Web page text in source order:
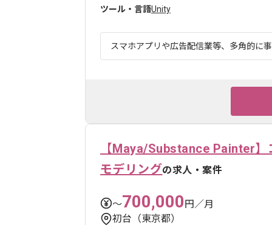
ツール・言語Unity
スマホアプリや広告配信業等、多角的に
【Maya/Substance Painter
モデリングの求人・案件
〜700,000円／月
初台（東京都）